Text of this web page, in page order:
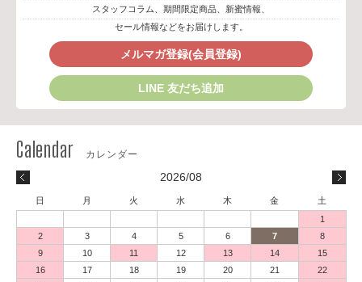
スタッフコラム、期間限定商品、新蜜情報、
セール情報などをお届けします。
メルマガ登録(会員登録)
LINE 友だち追加
2026/08
日 月 火 水 木 金
土
1
2
3 4 5 6 7
8
9
10 11 12 13 14
15
16
17 18 19 20 21
22